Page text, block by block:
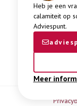
Heb je een
calamiteit op
Adviespunt.
Meer